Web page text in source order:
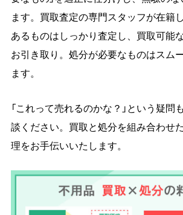
ます。買取査定の専門スタッフが在籍
あるものはしっかり査定し、買取可能
お引き取り。処分が必要なものはスム
ます。
「これって売れるのかな？」という疑問
談ください。買取と処分を組み合わせ
理をお手伝いいたします。